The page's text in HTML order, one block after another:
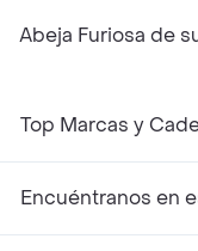
Abeja Furiosa de
Top Marcas y
Encuéntranos en